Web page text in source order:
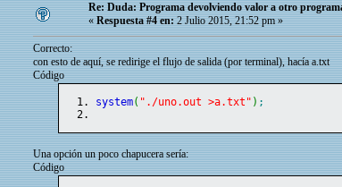
Re: Duda: Programa devolviendo valor a otro
«Respuesta #4 en:2 Julio 2015, 21:52 pm »
Correcto:
con esto de aquí, se redirige el flujo de salida (por terminal), hacía a.txt
Código
system( "./uno.out >a.txt" ) ;
Una opción un poco chapucera sería:
Código